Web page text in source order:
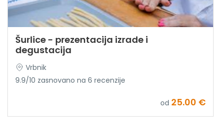
Šurlice - prezentacija izrade i
degustacija
Vrbnik
9.9/10 zasnovano na 6 recenzije
od 25.00 €